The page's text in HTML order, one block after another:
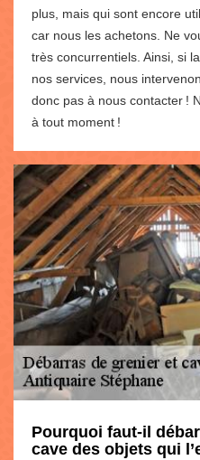
plus, mais qui sont encore
car nous les achetons. Ne
très concurrentiels. Ainsi, si
nos services, nous
donc pas à nous contacter !
à tout moment !
Pourquoi faut-il
cave des objets qui